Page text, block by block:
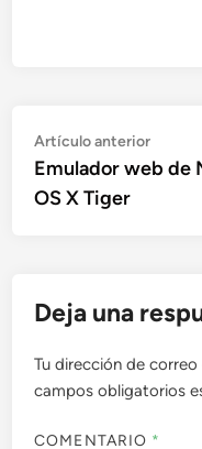
Navegación
de
entradas
Artículo anteriorArtículo
Emulador web de
OS X Tiger
Deja una
Tu dirección de
campos obligatorios
COMENTARIO *